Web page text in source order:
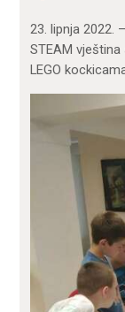
23. lipnja 2022.
STEAM
LEGO